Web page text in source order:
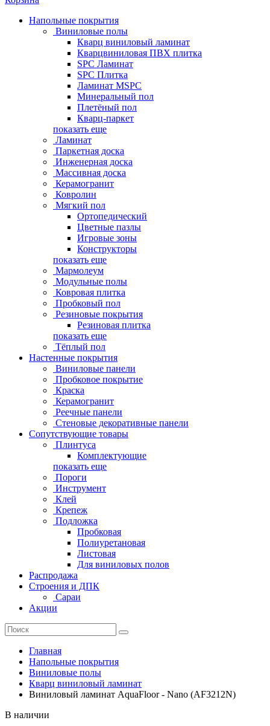
Напольные покрытия
Виниловые полы
Кварц виниловый ламинат
Кварцвиниловая ПВХ плитка
SPC Ламинат
SPC Плитка
Ламинат MSPC
Минеральный пол
Плетёный пол
Кварц-паркет
показать еще
Ламинат
Паркетная доска
Инженерная доска
Массивная доска
Керамогранит
Ковролин
Мягкий пол
Ортопедический
Цветные пазлы
Игровые зоны
Конструкторы
показать еще
Мармолеум
Модульные полы
Ковровая плитка
Пробковый пол
Резиновые покрытия
Резиновая плитка
показать еще
Тёплый пол
Настенные покрытия
Виниловые панели
Пробковое покрытие
Краска
Керамогранит
Реечные панели
Стеновые декоративные панели
Сопутствующие товары
Плинтуса
Комплектующие
показать еще
Пороги
Инструмент
Клей
Крепеж
Подложка
Пробковая
Полиуретановая
Листовая
Для виниловых полов
Распродажа
Строения и ДПК
Сараи
Акции
Главная
Напольные покрытия
Виниловые полы
Кварц виниловый ламинат
Виниловый ламинат AquaFloor - Nano (AF3212N)
В наличии